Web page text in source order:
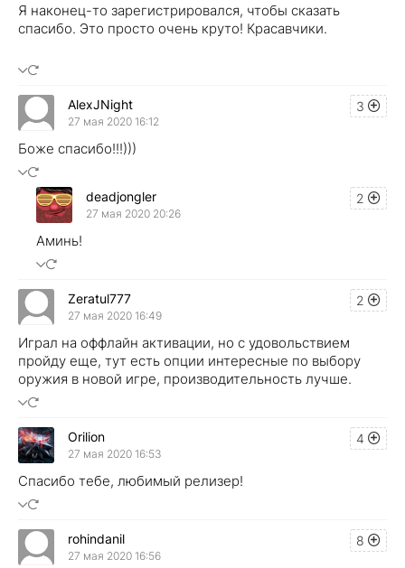
Я наконец-то зарегистрировался, чтобы сказать
спасибо. Это просто очень круто! Красавчики.
3
AlexJNight
27 мая 2020 16:12
Боже спасибо!!!)))
2
deadjongler
27 мая 2020 20:26
Аминь!
2
Zeratul777
27 мая 2020 16:49
Играл на оффлайн активации, но с удовольствием
пройду еще, тут есть опции интересные по выбору
оружия в новой игре, производительность лучше.
4
Orilion
27 мая 2020 16:53
Спасибо тебе, любимый релизер!
8
rohindanil
27 мая 2020 16:56